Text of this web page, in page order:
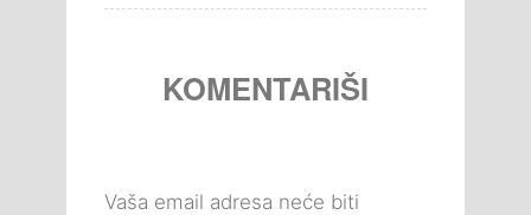
KOMENTARIŠI
Vaša email adresa neće biti